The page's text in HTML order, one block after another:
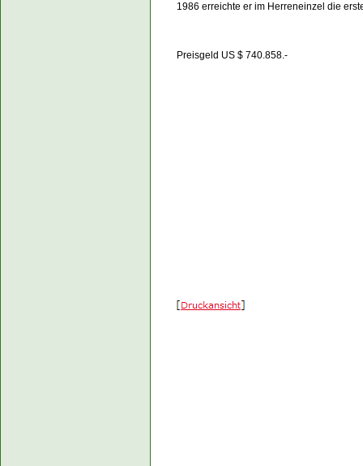
1986 erreichte er im Herreneinzel die
Preisgeld US $ 740.858.-